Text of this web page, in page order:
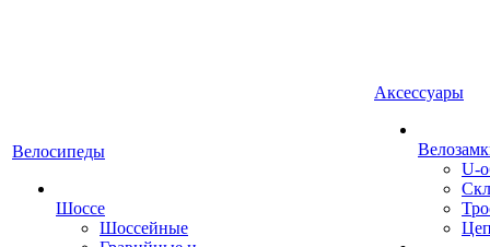
Велосипеды
Шоссе
Шоссейные
Аксессуары
U-